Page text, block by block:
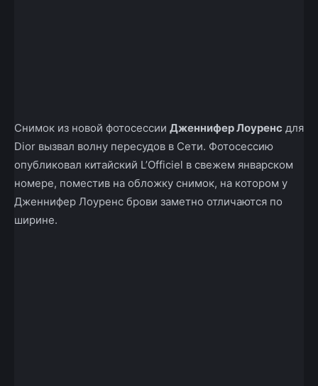
Снимок из новой фотосессии Дженнифер Лоуренс для
Dior вызвал волну пересудов в Сети. Фотосессию
опубликовал китайский L’Officiel в свежем январском
номере, поместив на обложку снимок, на котором у
Дженнифер Лоуренс брови заметно отличаются по
ширине.